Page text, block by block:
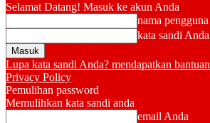
Selamat Datang! Masuk ke akun Anda
nama pengguna
kata sandi Anda
Lupa kata sandi Anda? mendapatkan bantuan
Privacy Policy
Pemulihan password
Memulihkan kata sandi anda
email Anda